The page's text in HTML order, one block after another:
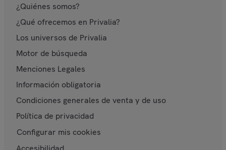
¿Quiénes somos?
¿Qué ofrecemos en Privalia?
Los universos de Privalia
Motor de búsqueda
Menciones Legales
Información obligatoria
Condiciones generales de venta y de uso
Política de privacidad
Configurar mis cookies